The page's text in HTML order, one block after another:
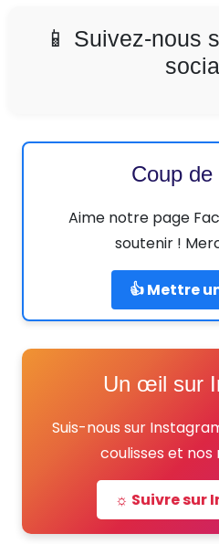
📱 Suivez-nous
Coup de
Aime notre page
soutenir !
👍 Mettre
Un œil sur
Suis-nous sur
coulisses et nos
☼ Suivre sur